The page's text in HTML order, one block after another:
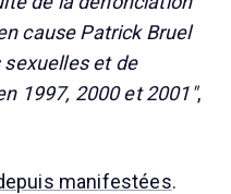
cause Patrick Bruel
et de
1997, 2000 et 2001",
manifestées.